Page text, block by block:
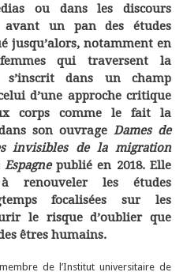
ou dans les discours
un pan des études
jusqu’alors, notamment en
qui traversent la
s’inscrit dans un champ
d’une approche critique
corps comme le fait la
son ouvrage Dames de
invisibles de la migration
publié en 2018. Elle
renouveler les études
focalisées sur les
le risque d’oublier que
êtres humains.
membre de l’Institut universitaire de